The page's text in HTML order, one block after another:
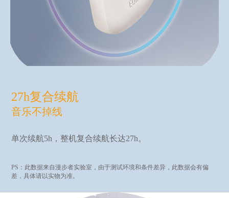
27h复合续航
音乐不掉线
单次续航5h，整机复合续航长达27h。
PS：此数据来自漫步者实验室，由于测试环境和条件差异，此数据会有偏
差，具体请以实物为准。